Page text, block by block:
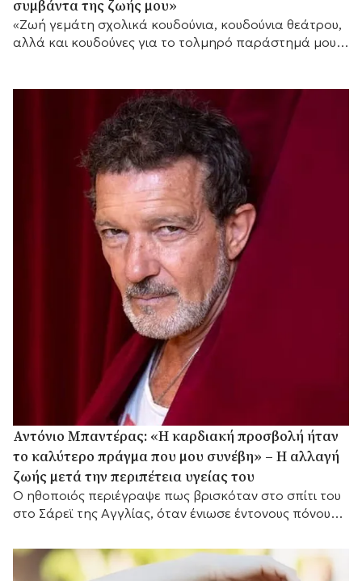
συμβάντα της ζωής μου»
«Ζωή γεμάτη σχολικά κουδούνια, κουδούνια θεάτρου,
αλλά και κουδούνες για το τολμηρό παράστημά μου»,
Αντόνιο Μπαντέρας: «Η καρδιακή προσβολή ήταν
το καλύτερο πράγμα που μου συνέβη» – Η αλλαγή
ζωής μετά την περιπέτεια υγείας του
Ο ηθοποιός περιέγραψε πως βρισκόταν στο σπίτι του
στο Σάρεϊ της Αγγλίας, όταν ένιωσε έντονους πόνους